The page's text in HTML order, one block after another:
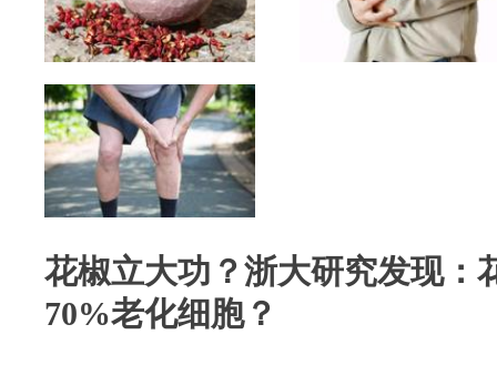
花椒立大功？浙大研究发现：
70%老化细胞？